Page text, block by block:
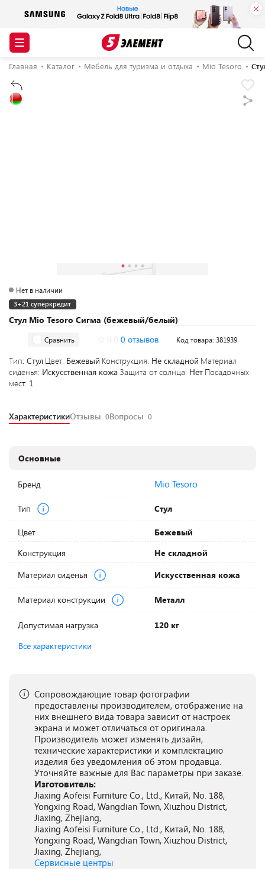
Главная Каталог Мебель для туризма и отдыха Mio Tesoro
Стул Mio Tesoro Сигма (бежевый/белый)
Нет в наличии
3+21 суперкредит
Сравнить 0 отзывов Код товара: 381939
Тип: Стул Цвет: Бежевый Конструкция: Не складной Материал
сиденья: Искусственная кожа Защита от солнца: Нет Посадочных
мест: 1
ХарактеристикиОтзывы 0Вопросы 0
Основные
Бренд Mio Tesoro
Тип Стул
Цвет
Бежевый
Конструкция
Не складной
Материал сиденья
Искусственная кожа
Материал конструкции Металл
Допустимая нагрузка
120 кг
Все характеристики
Сопровождающие товар фотографии
предоставлены производителем, отображение на
них внешнего вида товара зависит от настроек
экрана и может отличаться от оригинала.
Производитель может изменять дизайн,
технические характеристики и комплектацию
изделия без уведомления об этом продавца.
Уточняйте важные для Вас параметры при заказе.
Изготовитель:
Jiaxing Aofeisi Furniture Co., Ltd., Китай, No. 188,
Yongxing Road, Wangdian Town, Xiuzhou District,
Jiaxing, Zhejiang,
Jiaxing Aofeisi Furniture Co., Ltd., Китай, No. 188,
Yongxing Road, Wangdian Town, Xiuzhou District,
Jiaxing, Zhejiang,
Сервисные центры